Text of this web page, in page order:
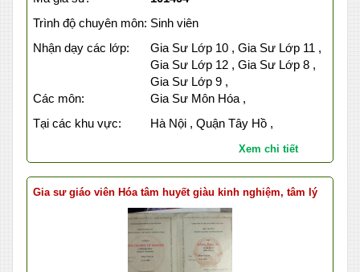
Trình độ chuyên môn: Sinh viên
Nhận dạy các lớp:
Gia Sư Lớp 10 , Gia Sư Lớp 11 ,
Gia Sư Lớp 12 , Gia Sư Lớp 8 ,
Gia Sư Lớp 9 ,
Các môn:
Gia Sư Môn Hóa ,
Tại các khu vực:
Hà Nội , Quận Tây Hồ ,
Xem chi tiết
Gia sư giáo viên Hóa tâm huyết giàu kinh nghiệm, tâm lý